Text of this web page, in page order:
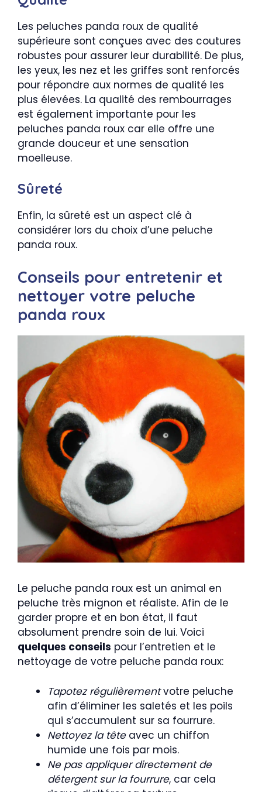
Les peluches panda roux de qualité
supérieure sont conçues avec des coutures
robustes pour assurer leur durabilité. De plus,
les yeux, les nez et les griffes sont renforcés
pour répondre aux normes de qualité les
plus élevées. La qualité des rembourrages
est également importante pour les
peluches panda roux car elle offre une
grande douceur et une sensation
moelleuse.
Sûreté
Enfin, la sûreté est un aspect clé à
considérer lors du choix d’une peluche
panda roux.
Conseils pour entretenir et
nettoyer votre peluche
panda roux
Le peluche panda roux est un animal en
peluche très mignon et réaliste. Afin de le
garder propre et en bon état, il faut
absolument prendre soin de lui. Voici
quelques conseils pour l’entretien et le
nettoyage de votre peluche panda roux:
Tapotez régulièrementvotre peluche
afin d’éliminer les saletés et les poils
qui s’accumulent sur sa fourrure.
Nettoyez la têteavec un chiffon
humide une fois par mois.
Ne pas appliquer directement de
détergent sur la fourrure, car cela